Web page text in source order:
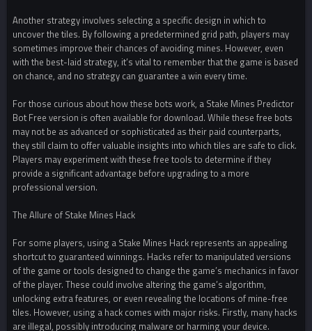
Another strategy involves selecting a specific design in which to
uncover the tiles. By following a predetermined grid path, players may
sometimes improve their chances of avoiding mines. However, even
with the best-laid strategy, it’s vital to remember that the game is based
on chance, and no strategy can guarantee a win every time.
For those curious about how these bots work, a Stake Mines Predictor
Bot Free version is often available for download. While these free bots
may not be as advanced or sophisticated as their paid counterparts,
they still claim to offer valuable insights into which tiles are safe to click.
Players may experiment with these free tools to determine if they
provide a significant advantage before upgrading to a more
professional version.
The Allure of Stake Mines Hack
For some players, using a Stake Mines Hack represents an appealing
shortcut to guaranteed winnings. Hacks refer to manipulated versions
of the game or tools designed to change the game’s mechanics in favor
of the player. These could involve altering the game’s algorithm,
unlocking extra features, or even revealing the locations of mine-free
tiles. However, using a hack comes with major risks. Firstly, many hacks
are illegal, possibly introducing malware or harming your device.